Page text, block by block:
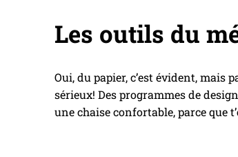
Les outils du
Oui, du papier, c’est évident, mais
sérieux! Des programmes de
une chaise confortable, parce que